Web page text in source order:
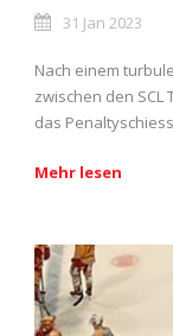
31 Jan 2023
Nach einem
zwischen den SCL
das
Mehr lesen